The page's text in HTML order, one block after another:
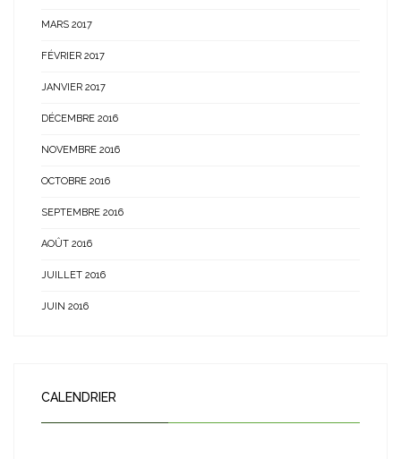
MARS 2017
FÉVRIER 2017
JANVIER 2017
DÉCEMBRE 2016
NOVEMBRE 2016
OCTOBRE 2016
SEPTEMBRE 2016
AOÛT 2016
JUILLET 2016
JUIN 2016
CALENDRIER